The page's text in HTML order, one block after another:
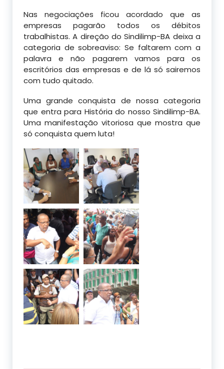
Nas negociações ficou acordado que as
empresas pagarão todos os débitos
trabalhistas. A direção do Sindilimp-BA deixa a
categoria de sobreaviso: Se faltarem com a
palavra e não pagarem vamos para os
escritórios das empresas e de lá só sairemos
com tudo quitado.
Uma grande conquista de nossa categoria
que entra para História do nosso Sindilimp-BA.
Uma manifestação vitoriosa que mostra que
só conquista quem luta!